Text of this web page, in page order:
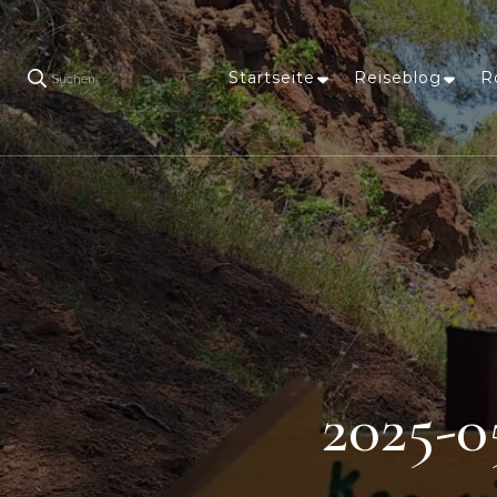
Suchen Startseite Reiseblog
2025-